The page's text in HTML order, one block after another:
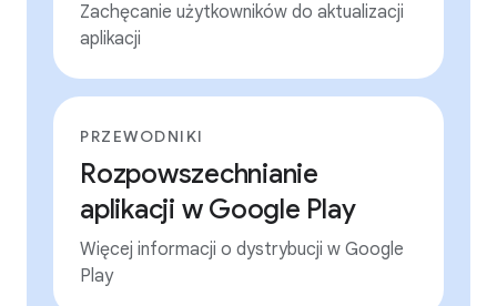
Zachęcanie użytkowników do aktualizacji
aplikacji
PRZEWODNIKI
Rozpowszechnianie
aplikacji w Google Play
Więcej informacji o dystrybucji w Google
Play